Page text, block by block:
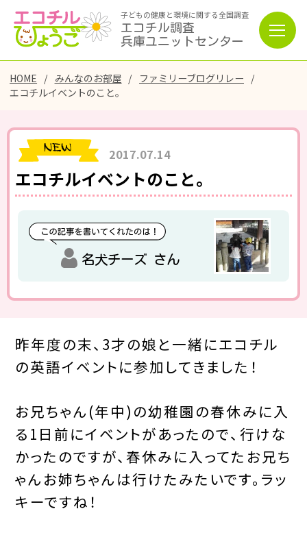
子どもの健康と環境に関する全国調査
エコチル調査
兵庫ユニットセンター
HOME みんなのお部屋
ファミリーブログリレー
エコチルイベントのこと。
2017.07.14
エコチルイベントのこと。
名犬チーズ さん
昨年度の末、3才の娘と一緒にエコチル
の英語イベントに参加してきました！
お兄ちゃん(年中)の幼稚園の春休みに入
る1日前にイベントがあったので、行けな
かったのですが、春休みに入ってたお兄ち
ゃんお姉ちゃんは行けたみたいです。ラッ
キーですね！